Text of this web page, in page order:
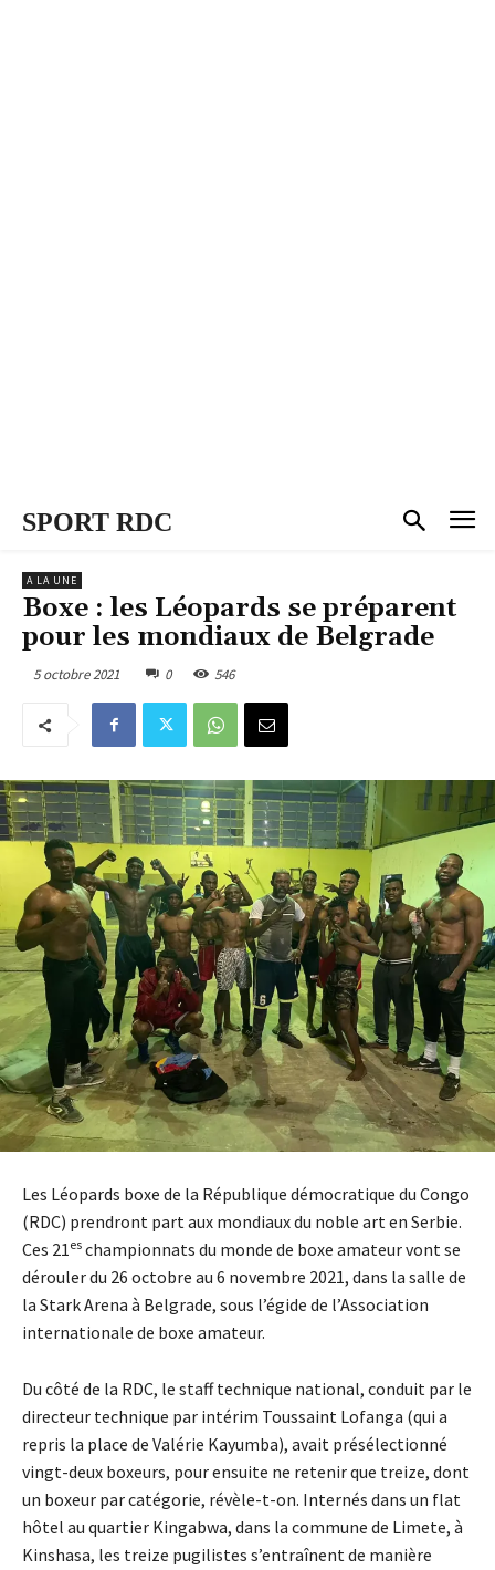
SPORT RDC
A LA UNE
Boxe : les Léopards se préparent
pour les mondiaux de Belgrade
5 octobre 2021 0 546
Les Léopards boxe de la République démocratique du Congo
(RDC) prendront part aux mondiaux du noble art en Serbie.
Ces 21es championnats du monde de boxe amateur vont se
dérouler du 26 octobre au 6 novembre 2021, dans la salle de
la Stark Arena à Belgrade, sous l’égide de l’Association
internationale de boxe amateur.
Du côté de la RDC, le staff technique national, conduit par le
directeur technique par intérim Toussaint Lofanga (qui a
repris la place de Valérie Kayumba), avait présélectionné
vingt-deux boxeurs, pour ensuite ne retenir que treize, dont
un boxeur par catégorie, révèle-t-on. Internés dans un flat
hôtel au quartier Kingabwa, dans la commune de Limete, à
Kinshasa, les treize pugilistes s’entraînent de manière